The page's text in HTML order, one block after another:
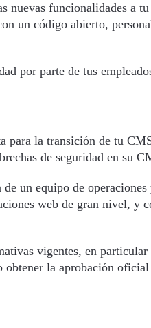
nuevas funcionalidades a tu
un código abierto,
por parte de tus
para la transición de tu
de seguridad en su
un equipo de operaciones
web de gran nivel, y
vigentes, en particular
obtener la aprobación oficial